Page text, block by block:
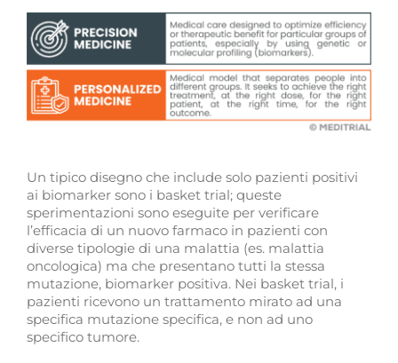
Un tipico disegno che include solo pazienti positivi
ai biomarker sono i basket trial; queste
sperimentazioni sono eseguite per verificare
l’efficacia di un nuovo farmaco in pazienti con
diverse tipologie di una malattia (es. malattia
oncologica) ma che presentano tutti la stessa
mutazione, biomarker positiva. Nei basket trial, i
pazienti ricevono un trattamento mirato ad una
specifica mutazione specifica, e non ad uno
specifico tumore.